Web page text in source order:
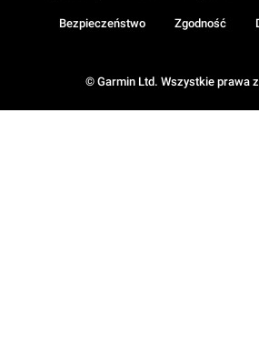
© Garmin Ltd. Wszystkie prawa
Bezpieczeństwo Zgodność